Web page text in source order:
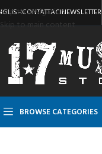
Skip to navigation
Skip to main content
CONTATTACINEWSLETTER
BROWSE CATEGORIES